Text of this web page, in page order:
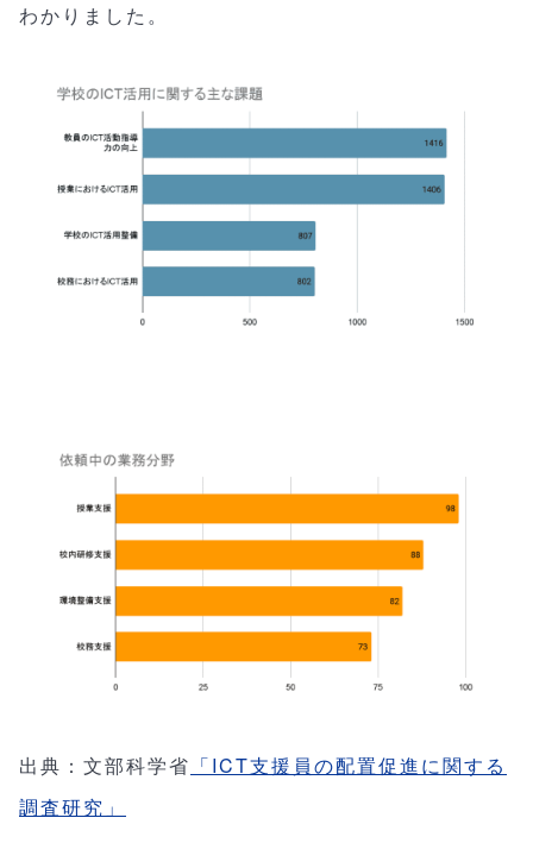
わかりました。
出典：文部科学省 「ICT支援員の配置促進に関する
調査研究」